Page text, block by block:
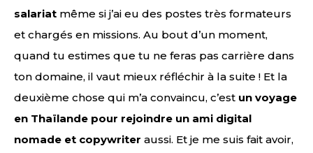
salariat même si j’ai eu des postes très formateurs
et chargés en missions. Au bout d’un moment,
quand tu estimes que tu ne feras pas carrière dans
ton domaine, il vaut mieux réfléchir à la suite ! Et la
deuxième chose qui m’a convaincu, c’est un voyage
en Thaïlande pour rejoindre un ami digital
nomade et copywriter aussi. Et je me suis fait avoir,